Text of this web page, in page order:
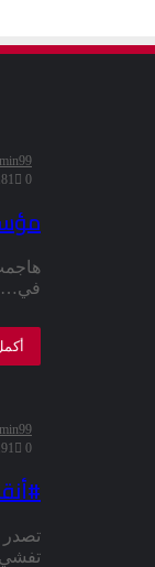
0
في…
0
تصدر